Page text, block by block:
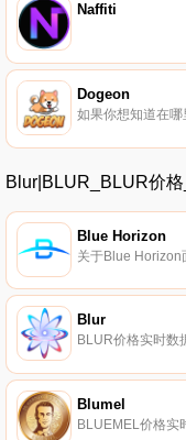
Naffiti
Dogeon
Blur|BLUR_BLUR价
Blue Horizon
Blur
Blumel
BLUEMEL价格实